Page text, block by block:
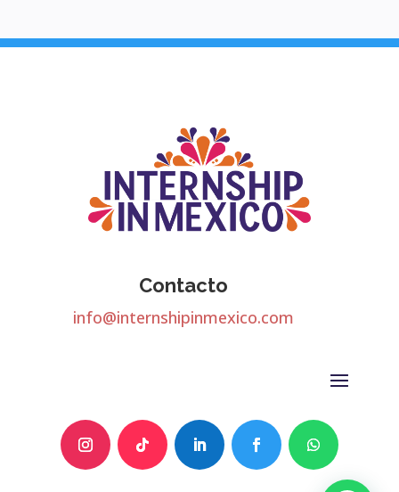
Contacto
info@internshipinmexico.com